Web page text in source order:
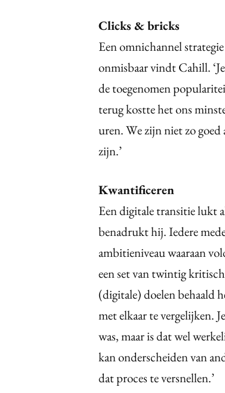
Clicks & bricks
Een omnichannel
onmisbaar vindt Cahill.
de toegenomen
terug kostte het ons
uren. We zijn niet zo
zijn.’
Kwantificeren
Een digitale transitie lukt
benadrukt hij. Iedere
ambitieniveau waaraan
een set van twintig
(digitale) doelen behaald
met elkaar te vergelijken.
was, maar is dat wel
kan onderscheiden van
dat proces te versnellen.’